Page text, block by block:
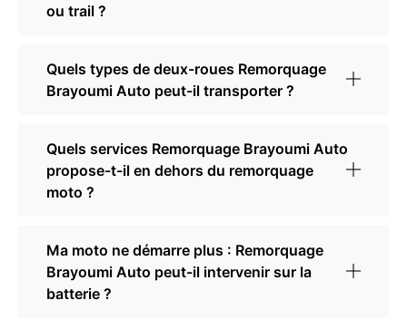
ou trail ?
Quels types de deux-roues Remorquage
Brayoumi Auto peut-il transporter ?
Quels services Remorquage Brayoumi Auto
propose-t-il en dehors du remorquage
moto ?
Ma moto ne démarre plus : Remorquage
Brayoumi Auto peut-il intervenir sur la
batterie ?